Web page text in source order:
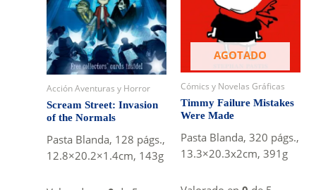
Acción Aventuras y Horror
Scream Street: Invasion
of the Normals
Pasta Blanda, 128 págs.,
12.8×20.2×1.4cm, 143g
AGOTADO
Cómics y Novelas Gráficas
Timmy Failure Mistakes
Were Made
Pasta Blanda, 320 págs.,
13.3×20.3x2cm, 391g